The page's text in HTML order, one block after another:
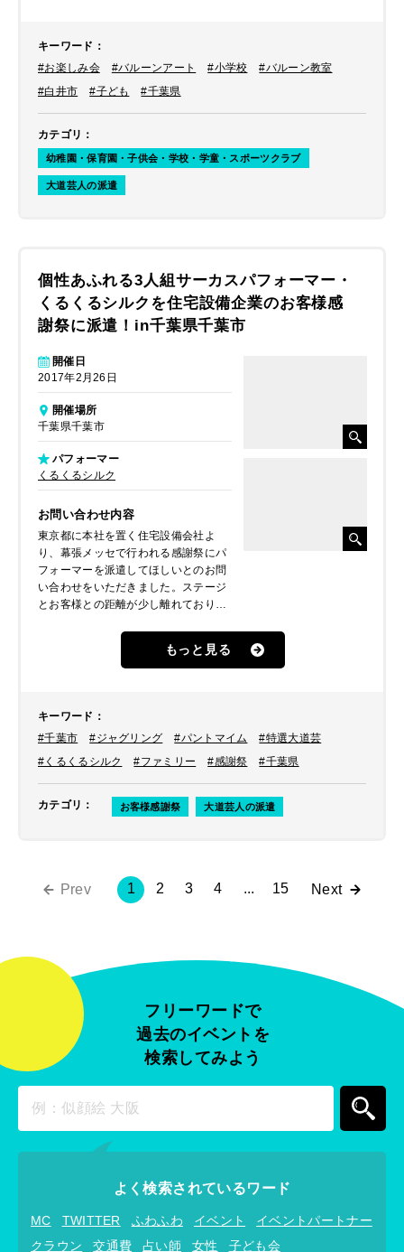
キーワード ：
#お楽しみ会
#バルーンアート #小学校
#バルーン教室
#白井市
#子ども #千葉県
カテゴリ ：
幼稚園・保育園・子供会・学校・学童・スポーツクラブ
大道芸人の派遣
個性あふれる3人組サーカスパフォーマー・
くるくるシルクを住宅設備企業のお客様感
謝祭に派遣！in千葉県千葉市
開催日
2017年2月26日
開催場所
千葉県千葉市
パフォーマー
くるくるシルク
お問い合わせ内容
東京都に本社を置く住宅設備会社よ
り、幕張メッセで行われる感謝祭にパ
フォーマーを派遣してほしいとのお問
い合わせをいただきました。ステージ
とお客様との距離が少し離れており、
つパフォーマンスをご希望とのことで
くるくるシルク
をご提案
もっと見る
キーワード ：
#千葉市
#ジャグリング #パントマイム
#特選大道芸
#くるくるシルク
#ファミリー #感謝祭 #千葉県
カテゴリ ： お客様感謝祭 大道芸人の派遣
Prev 1 2 3 4 ... 15 Next
フリーワードで
過去のイベントを
検索してみよう
よく検索されているワード
MC TWITTER ふわふわ イベント
イベントパートナー
クラウン
交通費 占い師 女性
子ども会